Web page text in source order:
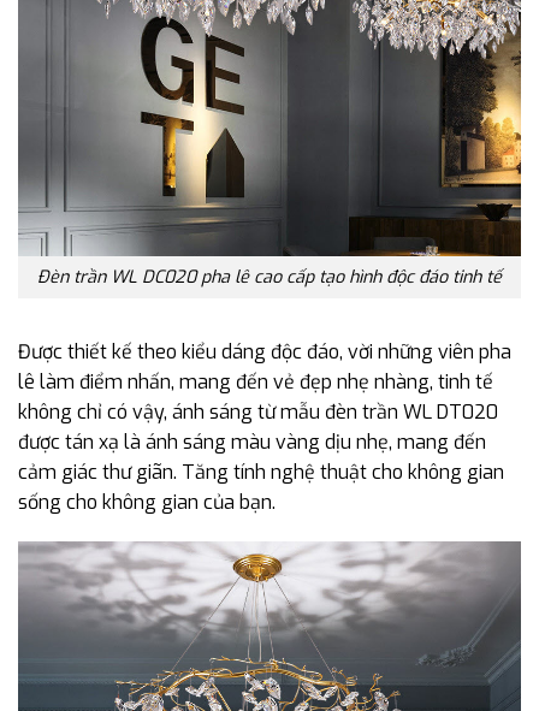
Đèn trần WL DC020 pha lê cao cấp tạo hình độc đáo tinh tế
Được thiết kế theo kiểu dáng độc đáo, vời những viên pha
lê làm điểm nhấn, mang đến vẻ đẹp nhẹ nhàng, tinh tế
không chỉ có vậy, ánh sáng từ mẫu đèn trần WL DT020
được tán xạ là ánh sáng màu vàng dịu nhẹ, mang đến
cảm giác thư giãn. Tăng tính nghệ thuật cho không gian
sống cho không gian của bạn.